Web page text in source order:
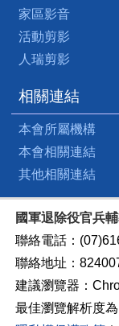
家區影音
活動剪影
人瑞剪影
相關連結
本會所屬機構
本會相關連結
其他相關連結
國軍退除役官兵
聯絡電話：
聯絡地址：
建議瀏覽器：
最佳瀏覽解析度